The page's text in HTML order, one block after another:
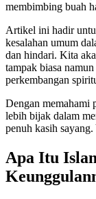
membimbing buah
Artikel ini hadir
kesalahan umum
dan hindari. Kita
tampak biasa
perkembangan
Dengan memahami
lebih bijak dalam
penuh kasih
Apa Itu